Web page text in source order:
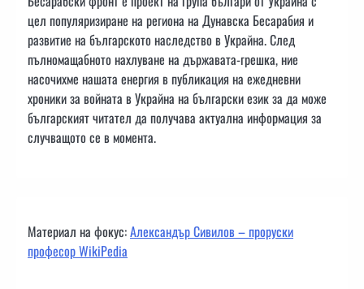
цел популяризиране на региона на Дунавска Бесарабия и
развитие на българското наследство в Украйна. След
пълномащабното нахлуване на държавата-грешка, ние
насочихме нашата енергия в публикация на ежедневни
хроники за войната в Украйна на български език за да може
българският читател да получава актуална информация за
случващото се в момента.
Материал на фокус:Александър Сивилов – проруски
професор WikiPedia